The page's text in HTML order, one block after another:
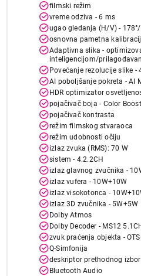
filmski režim
vreme odziva - 6 ms
ugao gledanja (H/V) - 178°/
osnovna pametna
Adaptivna slika -
inteligencijom/
Povećanje rezolucije slike -
AI poboljšanje pokreta - AI
HDR optimizator
pojačivač boja - Color
pojačivač kontrasta
režim filmskog stvaraoca
režim udobnosti očiju
izlaz zvuka (RMS): 70 W
sistem - 4.2.2CH
izlaz glavnog zvučnika -
izlaz vufera - 10W+10W
izlaz visokotonca -
izlaz 3D zvučnika - 5W+5W
Dolby Atmos
Dolby Decoder - MS12
zvuk praćenja objekta -
Q-Simfonija
deskriptor prethodnog
Bluetooth Audio
TELEVIZORI
SAMSUNG
Proizvod je dodat u
Ukupno u korpi:0,00
Nastavi kupovinu
Završi kupovinu